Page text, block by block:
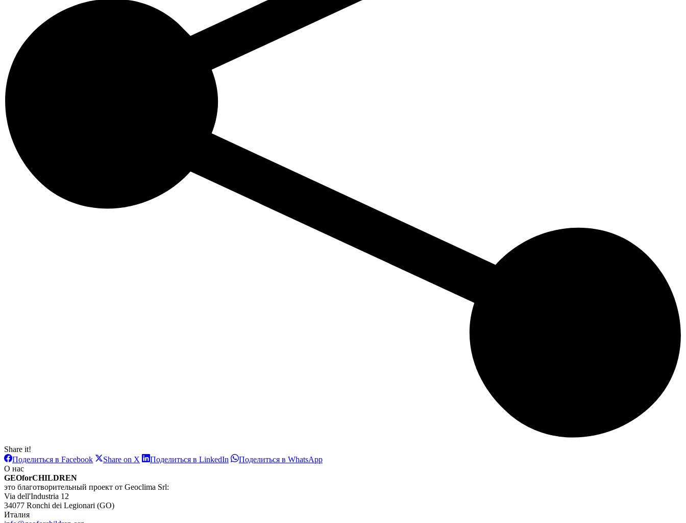
Share it!
Поделиться в FacebookПоделиться
Share on X Поделиться
Поделиться в LinkedIn Поделиться
Поделиться в WhatsAppПоделиться
О нас
GEOforCHILDREN
это благотворительный проект от Geoclima Srl:
Via dell'Industria 12
34077 Ronchi dei Legionari (GO)
Италия